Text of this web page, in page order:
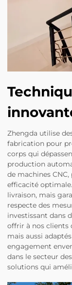
Zhengda utilise
fabrication pour
corps qui
production
de machines
efficacité
livraison, mais
respecte des
investissant dans
offrir à nos clients
mais aussi
engagement
dans le secteur
solutions qui